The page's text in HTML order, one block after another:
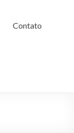
Contato